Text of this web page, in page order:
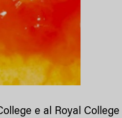
e al Royal